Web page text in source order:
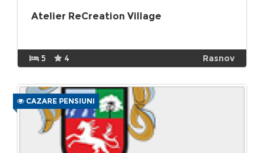
Atelier ReCreation Village
5 4 Rasnov
CAZARE PENSIUNI